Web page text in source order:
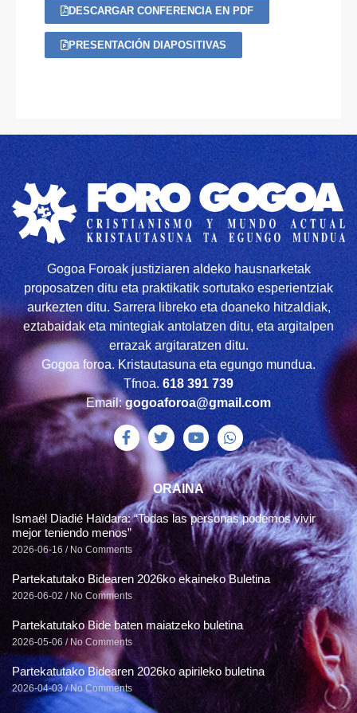
DESCARGAR CONFERENCIA EN PDF
PRESENTACIÓN DIAPOSITIVAS
Gogoa Foroak justiziaren aldeko hausnarketak
proposatzen ditu eta praktikatik sortutako esperientziak
aurkezten ditu. Sarrera libreko eta doaneko hitzaldiak,
eztabaidak eta mintegiak antolatzen ditu, eta argitalpen
errazak argitaratzen ditu.
Gogoa foroa. Kristautasuna eta egungo mundua.
Tfnoa. 618 391 739
Email:gogoaforoa@gmail.com
ORAINA
Ismaël Diadié Haïdara: “Todas las personas podemos vivir
mejor teniendo menos”
2026-06-16 No Comments
Partekatutako Bidearen 2026ko ekaineko Buletina
2026-06-02 No Comments
Partekatutako Bide baten maiatzeko buletina
2026-05-06 No Comments
Partekatutako Bidearen 2026ko apirileko buletina
2026-04-03 No Comments